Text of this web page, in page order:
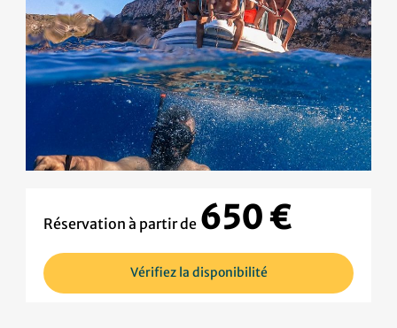
Réservation à partir de 650 €
Vérifiez la disponibilité